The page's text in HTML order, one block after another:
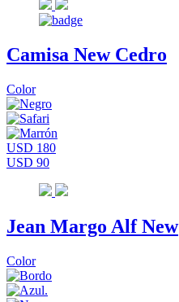
Camisa New Cedro
Color
USD 180
USD 90
Jean Margo Alf New
Color